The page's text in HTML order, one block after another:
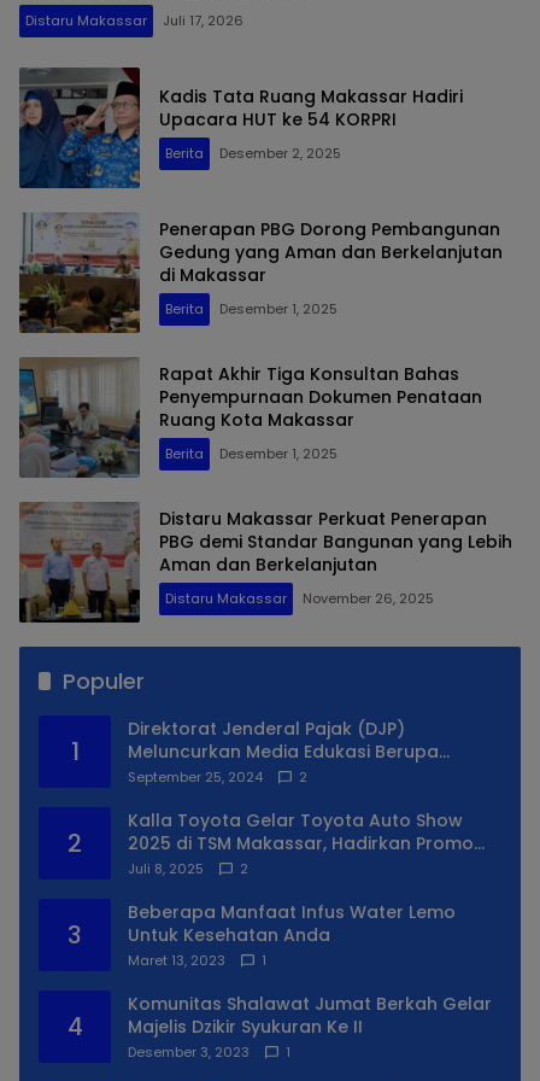
Distaru Makassar Juli 17, 2026
Kadis Tata Ruang Makassar Hadiri
Upacara HUT ke 54 KORPRI
Berita Desember 2, 2025
Penerapan PBG Dorong Pembangunan
Gedung yang Aman dan Berkelanjutan
di Makassar
Berita Desember 1, 2025
Rapat Akhir Tiga Konsultan Bahas
Penyempurnaan Dokumen Penataan
Ruang Kota Makassar
Berita Desember 1, 2025
Distaru Makassar Perkuat Penerapan
PBG demi Standar Bangunan yang Lebih
Aman dan Berkelanjutan
Distaru Makassar November 26, 2025
Populer
1
Direktorat Jenderal Pajak (DJP)
Meluncurkan Media Edukasi Berupa
Simulator Coretax
September 25, 2024 2
2
Kalla Toyota Gelar Toyota Auto Show
2025 di TSM Makassar, Hadirkan Promo
Spesial
Juli 8, 2025 2
3
Beberapa Manfaat Infus Water Lemo
Untuk Kesehatan Anda
Maret 13, 2023 1
4
Komunitas Shalawat Jumat Berkah Gelar
Majelis Dzikir Syukuran Ke II
Desember 3, 2023 1